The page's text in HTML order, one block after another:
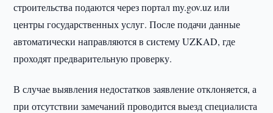
строительства подаются через портал my.gov.uz или
центры государственных услуг. После подачи данные
автоматически направляются в систему UZKAD, где
проходят предварительную проверку.
В случае выявления недостатков заявление отклоняется, а
при отсутствии замечаний проводится выезд специалиста